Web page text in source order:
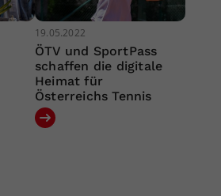
19.05.2022
ÖTV und SportPass
schaffen die digitale
Heimat für
Österreichs Tennis